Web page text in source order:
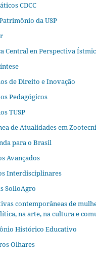
CDCC
da USP
Central en Perspectiva
de Direito e Inovação
Pedagógicos
TUSP
de Atualidades em
para o Brasil
Avançados
Interdisciplinares
SolloAgro
contemporâneas de
na arte, na cultura e
Histórico Educativo
Olhares